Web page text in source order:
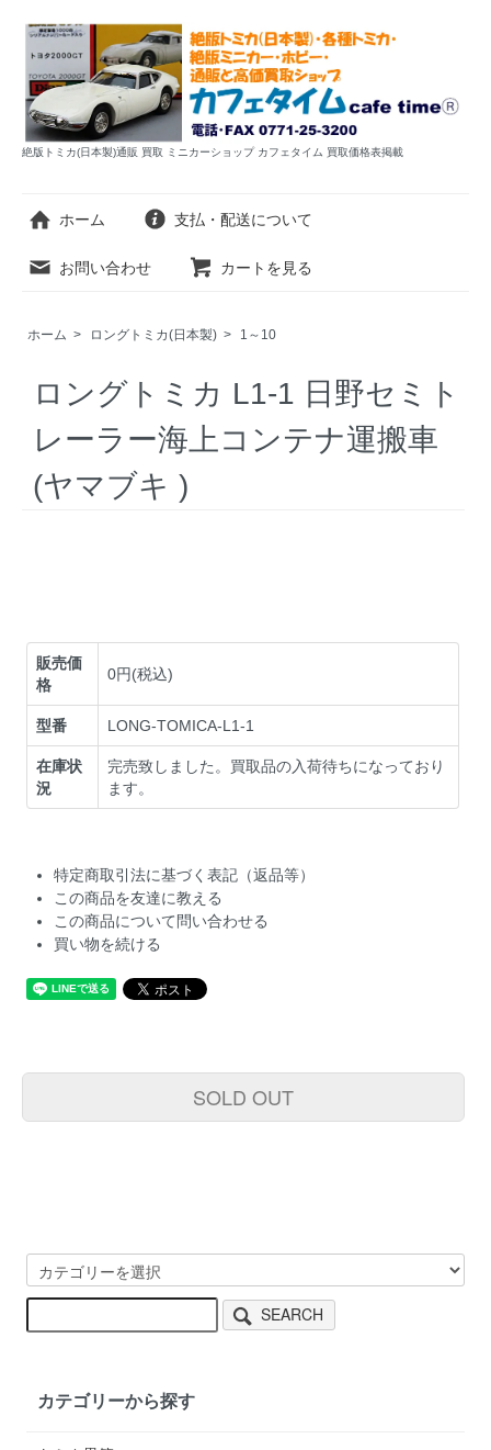
絶版トミカ(日本製)通販 買取 ミニカーショップ カフェタイム 買取価格表掲載
ホーム 支払・配送について
お問い合わせ カートを見る
ホーム > ロングトミカ(日本製) > 1～10
ロングトミカ L1-1 日野セミト
レーラー海上コンテナ運搬車
(ヤマブキ )
販売価
格
0円(税込)
型番 LONG-TOMICA-L1-1
在庫状
況
完売致しました。買取品の入荷待ちになっており
ます。
特定商取引法に基づく表記（返品等）
この商品を友達に教える
この商品について問い合わせる
買い物を続ける
SOLD OUT
SEARCH
カテゴリーから探す